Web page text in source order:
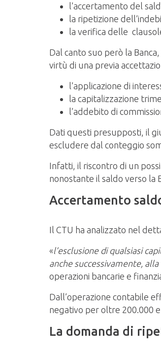
l’accertamento del
la ripetizione
la verifica delle
Dal canto suo però la
virtù di una previa
l’applicazione di
la capitalizzazione
l’addebito di
Dati questi presupposti, il
escludere dal conteggio
Infatti, il riscontro di un
nonostante il saldo verso la
Accertamento
Il CTU ha analizzato nel
«l’esclusione di qualsiasi
anche successivamente,
operazioni bancarie e
Dall’operazione contabile
negativo per oltre 200.000
La domanda di